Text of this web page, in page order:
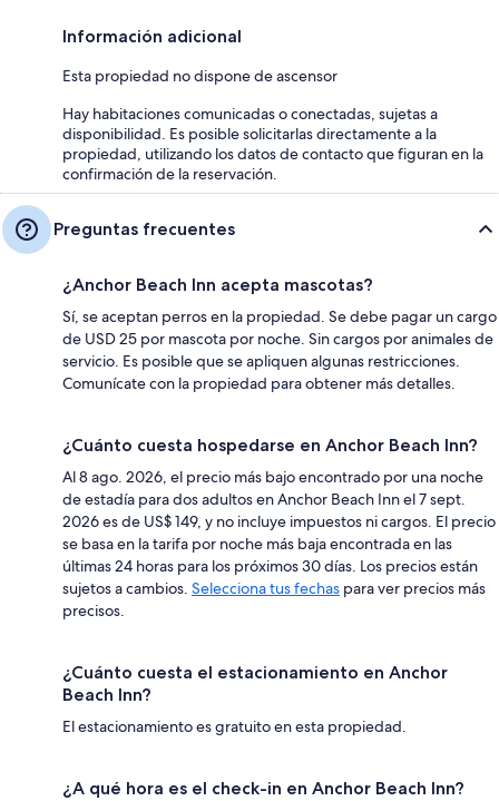
Información adicional
Esta propiedad no dispone de ascensor
Hay habitaciones comunicadas o conectadas, sujetas a
disponibilidad. Es posible solicitarlas directamente a la
propiedad, utilizando los datos de contacto que figuran en la
confirmación de la reservación.
Preguntas frecuentes
¿Anchor Beach Inn acepta mascotas?
Sí, se aceptan perros en la propiedad. Se debe pagar un cargo
de USD 25 por mascota por noche. Sin cargos por animales de
servicio. Es posible que se apliquen algunas restricciones.
Comunícate con la propiedad para obtener más detalles.
¿Cuánto cuesta hospedarse en Anchor Beach Inn?
Al 8 ago. 2026, el precio más bajo encontrado por una noche
de estadía para dos adultos en Anchor Beach Inn el 7 sept.
2026 es de US$ 149, y no incluye impuestos ni cargos. El precio
se basa en la tarifa por noche más baja encontrada en las
últimas 24 horas para los próximos 30 días. Los precios están
sujetos a cambios. Selecciona tus fechas para ver precios más
precisos.
¿Cuánto cuesta el estacionamiento en Anchor
Beach Inn?
El estacionamiento es gratuito en esta propiedad.
¿A qué hora es el check-in en Anchor Beach Inn?